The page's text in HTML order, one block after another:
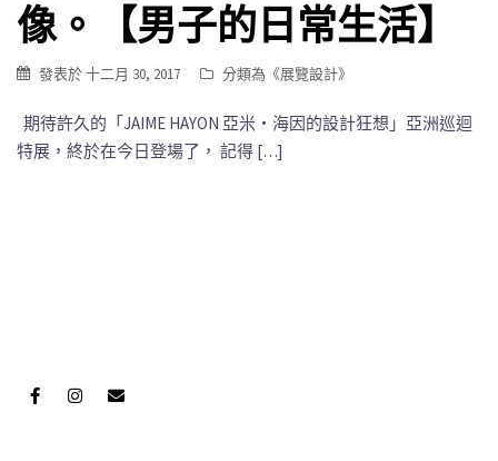
像。【男子的日常生活】
發表於十二月 30, 2017 分類為《展覽設計》
期待許久的「JAIME HAYON 亞米‧海因的設計狂想」亞洲巡迴
特展，終於在今日登場了， 記得 […]